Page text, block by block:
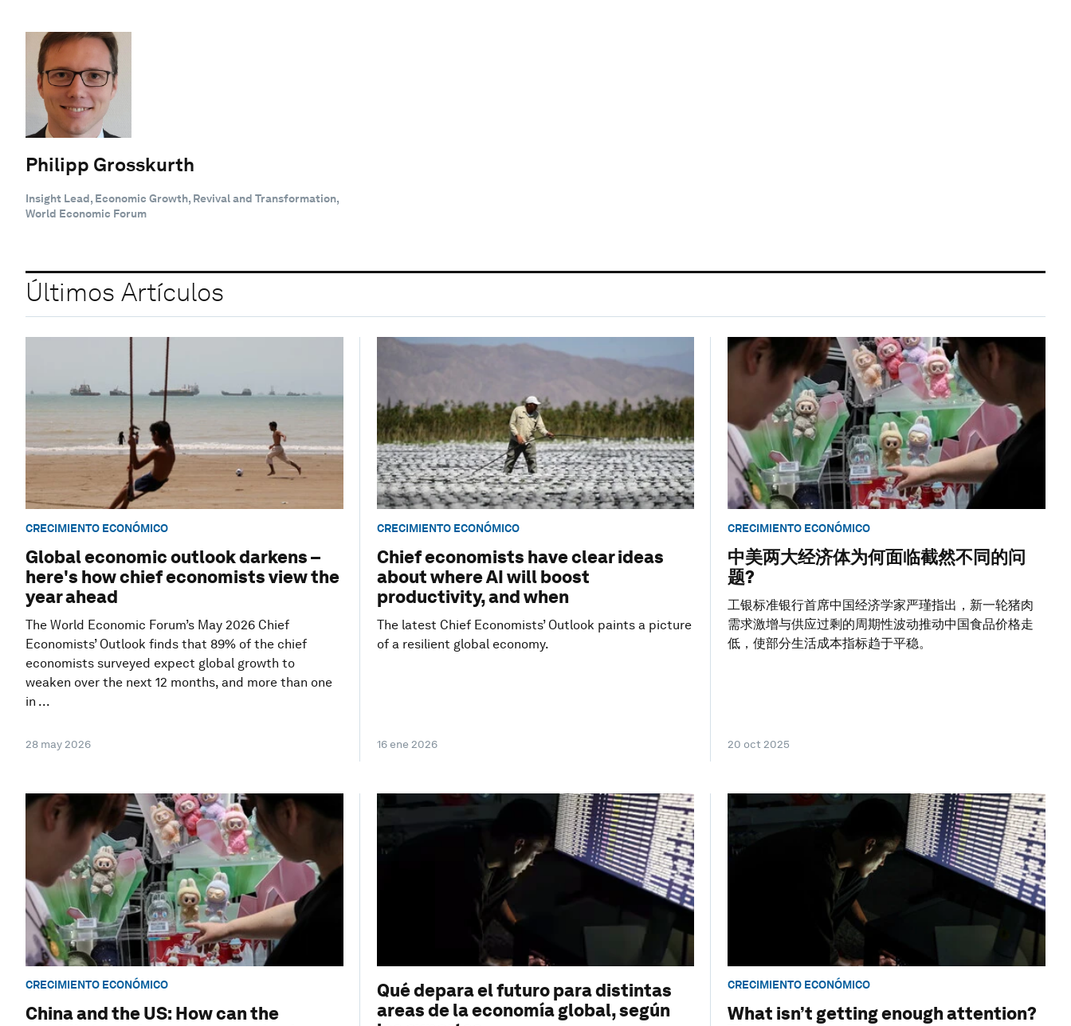
Philipp Grosskurth
Insight Lead, Economic Growth, Revival and Transformation,
World Economic Forum
Últimos Artículos
CRECIMIENTO ECONÓMICO
Global economic outlook darkens –
here's how chief economists view the
year ahead
The World Economic Forum’s May 2026 Chief
Economists’ Outlook finds that 89% of the chief
economists surveyed expect global growth to
weaken over the next 12 months, and more than one
in ...
28 may 2026
CRECIMIENTO ECONÓMICO
Chief economists have clear ideas
about where AI will boost
productivity, and when
The latest Chief Economists’ Outlook paints a picture
of a resilient global economy.
16 ene 2026
CRECIMIENTO ECONÓMICO
中美两大经济体为何面临截然不同的问
题?
工银标准银行首席中国经济学家严瑾指出，新一轮猪肉
需求激增与供应过剩的周期性波动推动中国食品价格走
低，使部分生活成本指标趋于平稳。
20 oct 2025
CRECIMIENTO ECONÓMICO
China and the US: How can the
Qué depara el futuro para distintas
areas de la economía global, según
CRECIMIENTO ECONÓMICO
What isn’t getting enough attention?